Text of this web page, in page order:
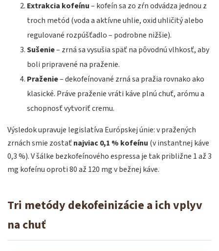
Extrakcia kofeínu– kofeín sa zo zŕn odvádza jednou z
troch metód (voda a aktívne uhlie, oxid uhličitý alebo
regulované rozpúšťadlo – podrobne nižšie).
Sušenie– zrná sa vysušia späť na pôvodnú vlhkosť, aby
boli pripravené na praženie.
Praženie– dekofeínované zrná sa pražia rovnako ako
klasické. Práve praženie vráti káve plnú chuť, arómu a
schopnosť vytvoriť cremu.
Výsledok upravuje legislatíva Európskej únie: v pražených
zrnách smie zostaťnajviac 0,1 % kofeínu (v instantnej káve
0,3 %). V šálke bezkofeínového espressa je tak približne 1 až 3
mg kofeínu oproti 80 až 120 mg v bežnej káve.
Tri metódy dekofeinizácie a ich vplyv
na chuť